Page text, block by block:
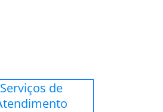
Serviços de